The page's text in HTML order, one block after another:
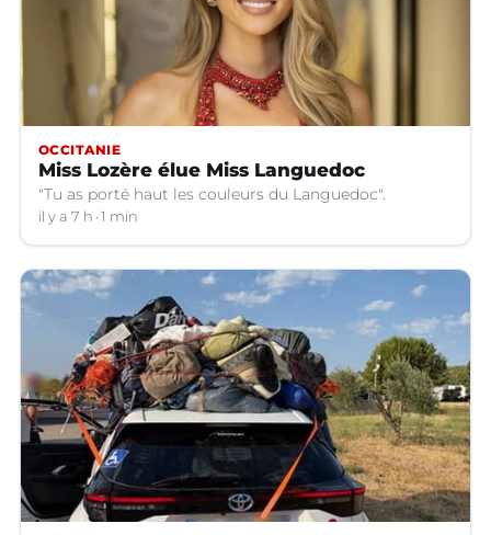
OCCITANIE
Miss Lozère élue Miss Languedoc
"Tu as porté haut les couleurs du Languedoc".
il y a 7 h 1 min